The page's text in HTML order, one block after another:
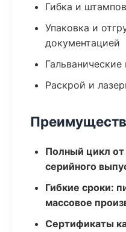
Гибка и
Упаковка и
документацией
Раскрой и
Полный цикл
серийного
Гибкие сроки:
массовое
Сертификаты